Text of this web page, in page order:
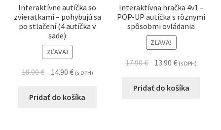
Interaktívne autíčka so
zvieratkami – pohybujú sa
po stlačení (4 autíčka v
sade)
ZĽAVA!
18.90€ 14.90 € (s DPH)
Pridať do košíka
Interaktívna hračka 4v1 –
POP-UP autíčka s rôznymi
spôsobmi ovládania
ZĽAVA!
17.90€ 13.90€ (s DPH)
Pridať do košíka